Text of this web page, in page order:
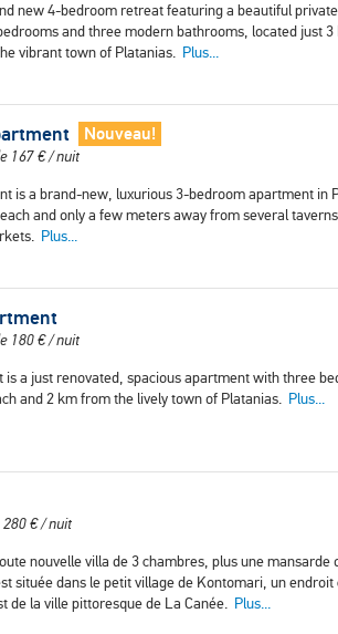
new 4-bedroom retreat featuring a beautiful
and three modern bathrooms, located just
vibrant town of Platanias. Plus...
Nouveau!
167€/ nuit
is a brand-new, luxurious 3-bedroom apartment in
and only a few meters away from several
Plus...
180€/ nuit
is a just renovated, spacious apartment with three
and 2 km from the lively town of Platanias. Plus...
280€/ nuit
nouvelle villa de 3 chambres, plus une
située dans le petit village de Kontomari, un
de la ville pittoresque de La Canée. Plus...